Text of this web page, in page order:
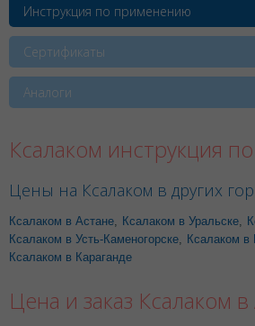
Инструкция по применению
Сертификаты
Аналоги
Ксалаком инструкция
Цены на Ксалаком в других
Ксалаком в Астане Ксалаком в Уральске
Ксалаком в Усть-Каменогорске
Ксалаком
Ксалаком в Караганде
Цена и заказ Ксалаком